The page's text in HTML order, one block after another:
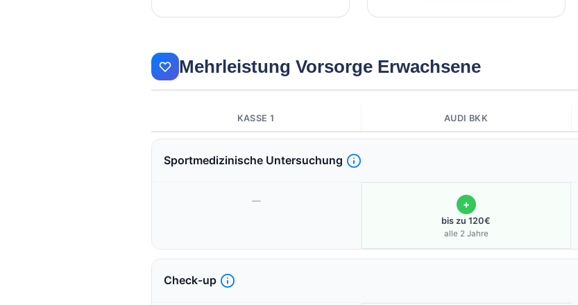
Mehrleistung Vorsorge Erwachsene
KASSE 1 AUDI BKK
Sportmedizinische Untersuchung
— +
bis zu 120€
alle 2 Jahre
Check-up